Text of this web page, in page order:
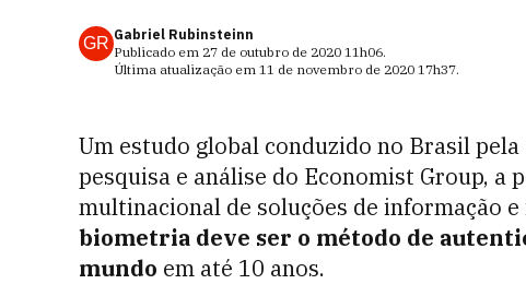
GR Gabriel Rubinsteinn
Publicado em 27 de outubro de 2020 11h06.
Última atualização em 11 de novembro de 2020 17h37.
Um estudo global conduzido no Brasil
pesquisa e análise do Economist Group, a
multinacional de soluções de informação
biometria deve ser o método de
mundo em até 10 anos.